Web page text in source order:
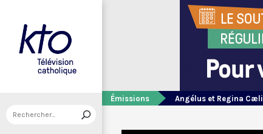
Émissions Angélus et Regina Cæli